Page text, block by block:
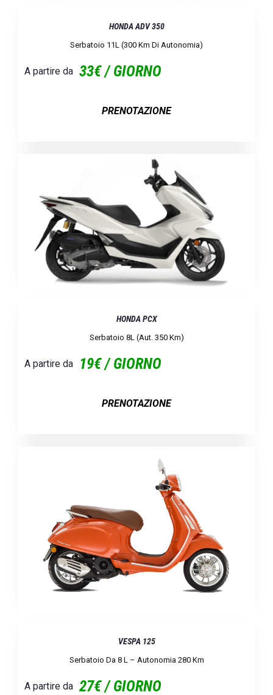
HONDA ADV 350
Serbatoio 11L (300 Km Di Autonomia)
A partire da 33€ / GIORNO
PRENOTAZIONE
HONDA PCX
Serbatoio 8L (aut. 350 Km)
A partire da 19€ / GIORNO
PRENOTAZIONE
VESPA 125
Serbatoio Da 8 L – Autonomia 280 Km
A partire da 27€ / GIORNO